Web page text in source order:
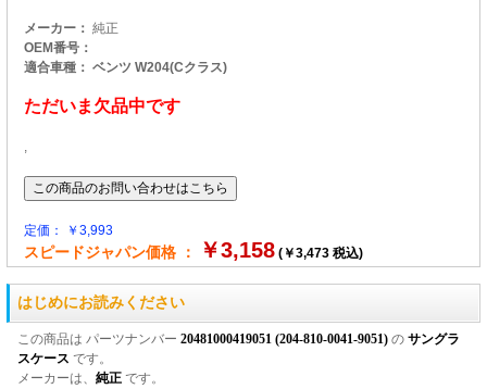
メーカー： 純正
OEM番号：
適合車種： ベンツ W204(Cクラス)
ただいま欠品中です
,
定価： ￥3,993
スピードジャパン価格 ： ￥3,158 (￥3,473 税込)
はじめにお読みください
この商品は パーツナンバー 20481000419051 (204-810-0041-9051) の サングラ
スケース です。
メーカーは、 純正 です。